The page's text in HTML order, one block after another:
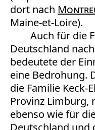
dort nach
Maine-et-Loire).
Auch für die
Deutschland
bedeutete der
eine Bedrohung.
die Familie Keck-
Provinz Limburg,
ebenso wie für
Deutschland und